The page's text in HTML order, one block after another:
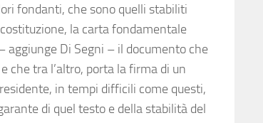
fondanti, che sono quelli stabiliti
la carta fondamentale
aggiunge Di Segni – il documento che
che tra l’altro, porta la firma di un
in tempi difficili come questi,
di quel testo e della stabilità del